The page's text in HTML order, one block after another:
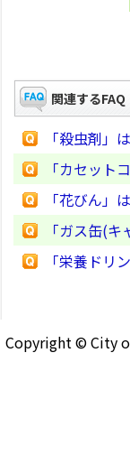
関連するFAQ
「殺虫剤」
「カセット
「花びん」
「ガス缶(
「栄養ドリ
Copyright © City